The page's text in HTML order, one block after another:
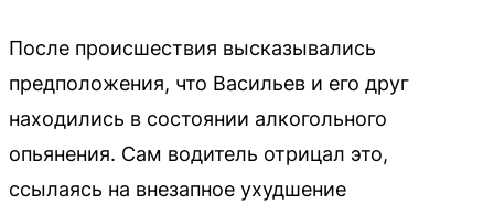
После происшествия высказывались
предположения, что Васильев и его друг
находились в состоянии алкогольного
опьянения. Сам водитель отрицал это,
ссылаясь на внезапное ухудшение